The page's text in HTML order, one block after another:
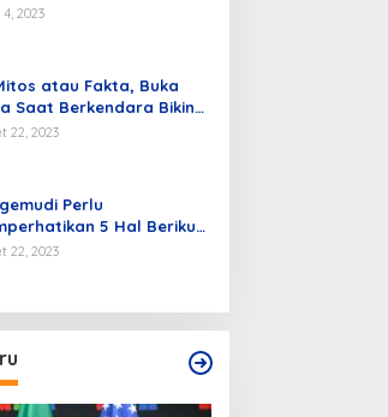
2023
atau Fakta, Buka
Saat Berkendara Bikin
Hemat BBM
22, 2023
Perlu
5 Hal Berikut
Hemat BBM.
22, 2023